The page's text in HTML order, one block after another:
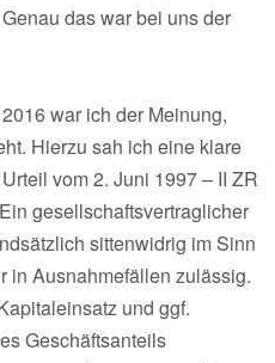
das war bei uns der
war ich der Meinung,
Hierzu sah ich eine klare
vom 2. Juni 1997 – II ZR
gesellschaftsvertraglicher
sittenwidrig im Sinn
in Ausnahmefällen zulässig.
und ggf.
Geschäftsanteils